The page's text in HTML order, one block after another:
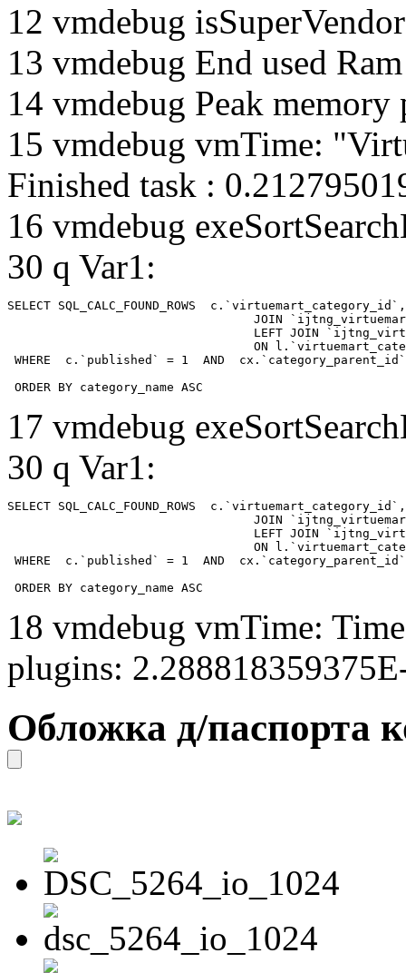
12 vmdebug
13 vmdebug End used
14 vmdebug Peak memory
15 vmdebug vmTime:
Finished task :
16 vmdebug
30 q Var1:
SELECT SQL_CALC_FOUND_ROWS
WHERE  c.`published` = 1  AND
ORDER BY category_name ASC
17 vmdebug
30 q Var1:
SELECT SQL_CALC_FOUND_ROWS
WHERE  c.`published` = 1  AND
ORDER BY category_name ASC
18 vmdebug vmTime:
plugins:
Обложка д/паспорта